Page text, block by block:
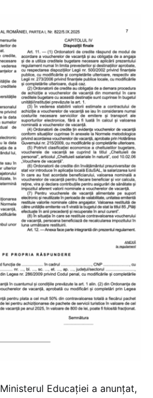
Ministerul Educației a anunțat,